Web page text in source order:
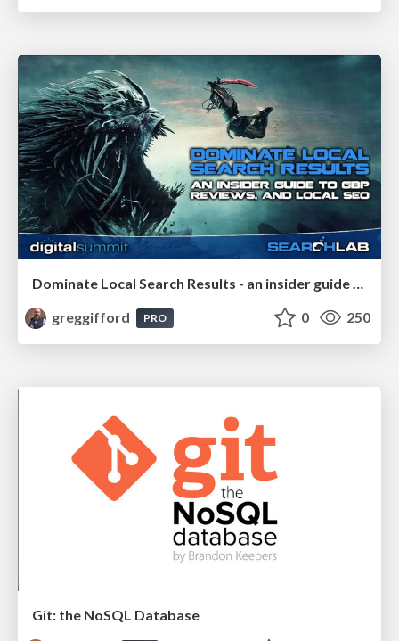
Dominate Local Search Results - an insider guide to GBP, reviews, and Local SEO
greggifford
PRO 0 250
Git: the NoSQL Database